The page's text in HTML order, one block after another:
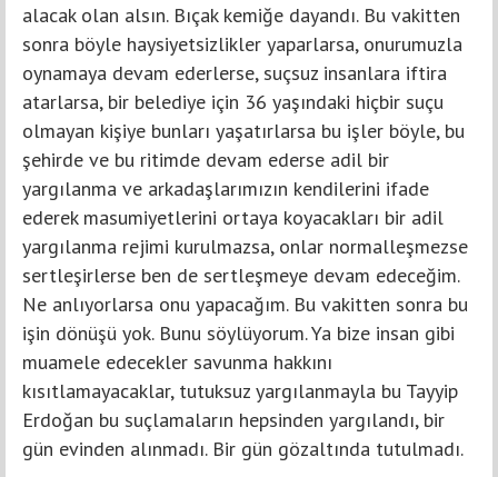
alacak olan alsın. Bıçak kemiğe dayandı. Bu vakitten
sonra böyle haysiyetsizlikler yaparlarsa, onurumuzla
oynamaya devam ederlerse, suçsuz insanlara iftira
atarlarsa, bir belediye için 36 yaşındaki hiçbir suçu
olmayan kişiye bunları yaşatırlarsa bu işler böyle, bu
şehirde ve bu ritimde devam ederse adil bir
yargılanma ve arkadaşlarımızın kendilerini ifade
ederek masumiyetlerini ortaya koyacakları bir adil
yargılanma rejimi kurulmazsa, onlar normalleşmezse
sertleşirlerse ben de sertleşmeye devam edeceğim.
Ne anlıyorlarsa onu yapacağım. Bu vakitten sonra bu
işin dönüşü yok. Bunu söylüyorum. Ya bize insan gibi
muamele edecekler savunma hakkını
kısıtlamayacaklar, tutuksuz yargılanmayla bu Tayyip
Erdoğan bu suçlamaların hepsinden yargılandı, bir
gün evinden alınmadı. Bir gün gözaltında tutulmadı.